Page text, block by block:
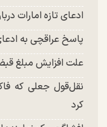
ادعای تازه امارات
پاسخ عراقچی به ادعای سهم ۱۱ درصدی
علت افزایش مبلغ
نقل‌قول جعلی که
کرد